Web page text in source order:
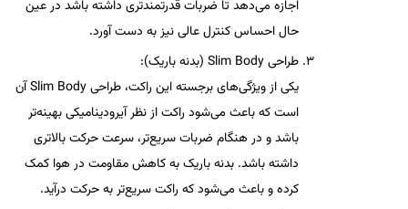
اجازه می‌دهد تا ضربات قدرتمندتری داشته باشد در عین
حال احساس کنترل عالی نیز به دست آورد.
طراحی Slim Body (بدنه باریک):
یکی از ویژگی‌های برجسته این راکت، طراحیSlim Bodyآن
است که باعث می‌شود راکت از نظر آیرودینامیکی بهینه‌تر
باشد و در هنگام ضربات سریع‌تر، سرعت حرکت بالاتری
داشته باشد. بدنه باریک به کاهش مقاومت در هوا کمک
کرده و باعث می‌شود که راکت سریع‌تر به حرکت درآید.